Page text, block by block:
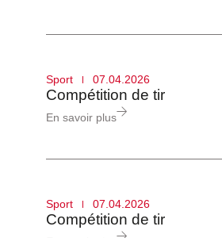
Sport 07.04.2026
Compétition de tir
En savoir plus
Sport 07.04.2026
Compétition de tir